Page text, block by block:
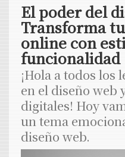
El poder del
Transforma
online con
funcionalidad
¡Hola a todos los
en el diseño web
digitales! Hoy
un tema
diseño web.